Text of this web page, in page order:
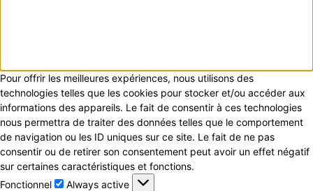
Pour offrir les meilleures expériences, nous utilisons des
technologies telles que les cookies pour stocker et/ou accéder aux
informations des appareils. Le fait de consentir à ces technologies
nous permettra de traiter des données telles que le comportement
de navigation ou les ID uniques sur ce site. Le fait de ne pas
consentir ou de retirer son consentement peut avoir un effet négatif
sur certaines caractéristiques et fonctions.
Fonctionnel
Fonctionnel
Always active